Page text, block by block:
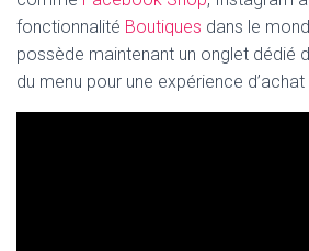
fonctionnalité Boutiques dans le
possède maintenant un onglet dédié
du menu pour une expérience